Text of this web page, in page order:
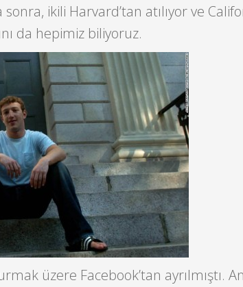
ikili Harvard’tan atılıyor ve
da hepimiz biliyoruz.
üzere Facebook’tan ayrılmıştı.